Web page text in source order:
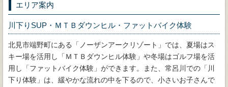
エリア案内
川下りSUP・ＭＴＢダウンヒル・ファットバイク体験
北見市端野町にある「ノーザンアークリゾート」では、夏場はス
キー場を活用し「ＭＴＢダウンヒル体験」や冬場はゴルフ場を活
用し「ファットバイク体験」ができます。また、常呂川での「川
下り体験」は、緩やかな流れの中を下るので、小さいお子さんで